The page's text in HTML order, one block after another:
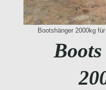
Bootshänger 2000kg